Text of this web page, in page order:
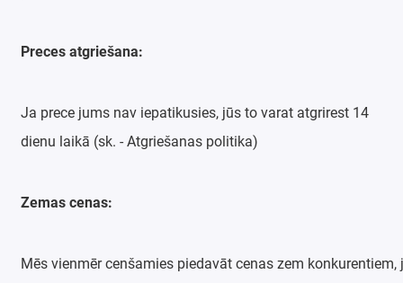
Preces atgriešana:
Ja prece jums nav iepatikusies, jūs to varat atgrirest 14
dienu laikā (sk. - Atgriešanas politika)
Zemas cenas:
Mēs vienmēr cenšamies piedavāt cenas zem konkurentiem,